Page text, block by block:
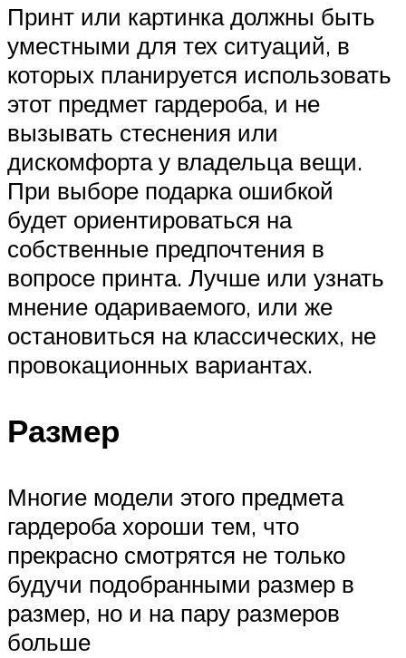
Принт или картинка должны быть
уместными для тех ситуаций, в
которых планируется использовать
этот предмет гардероба, и не
вызывать стеснения или
дискомфорта у владельца вещи.
При выборе подарка ошибкой
будет ориентироваться на
собственные предпочтения в
вопросе принта. Лучше или узнать
мнение одариваемого, или же
остановиться на классических, не
провокационных вариантах.
Размер
Многие модели этого предмета
гардероба хороши тем, что
прекрасно смотрятся не только
будучи подобранными размер в
размер, но и на пару размеров
больше